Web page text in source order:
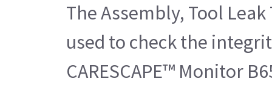
The Assembly, Tool
used to check the
CARESCAPE™ Monitor